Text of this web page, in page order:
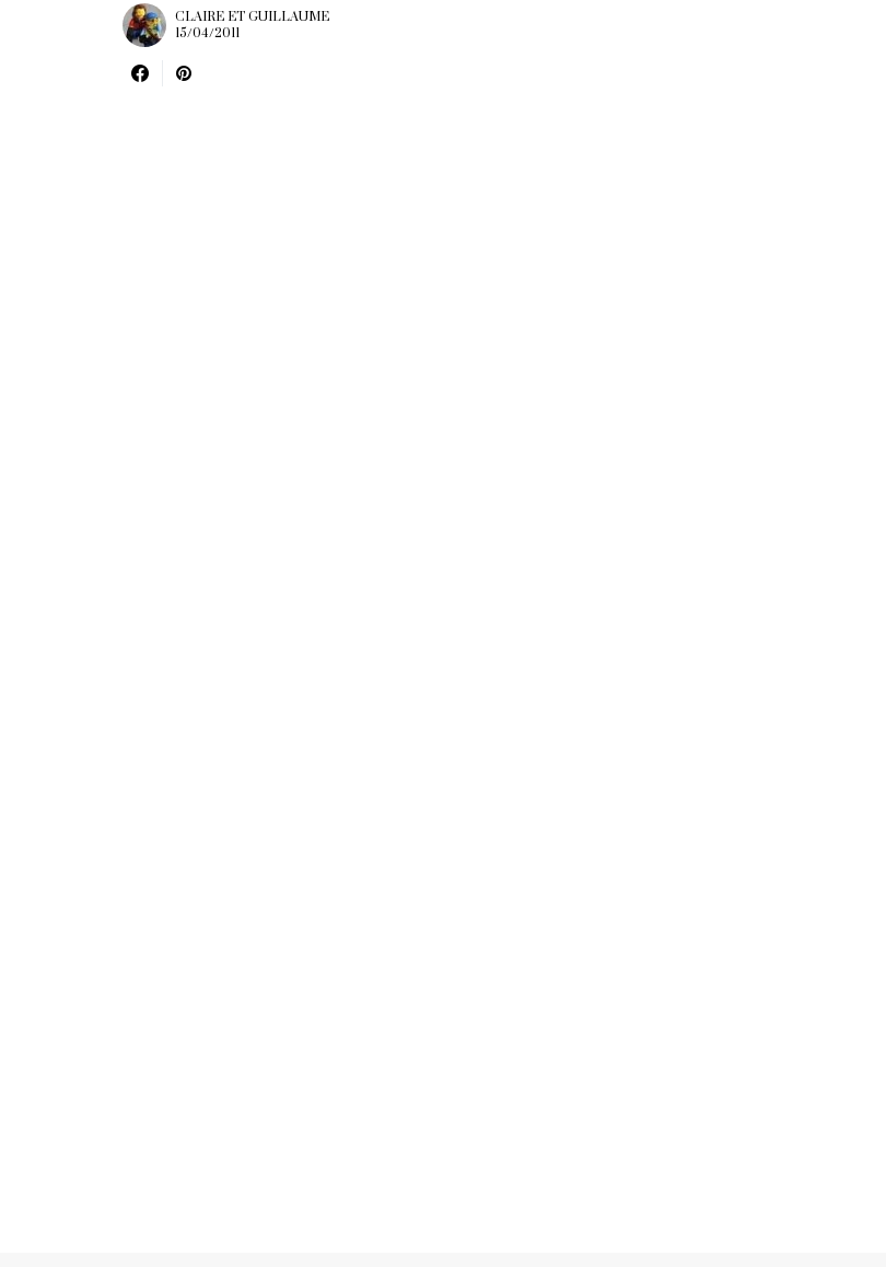
CLAIRE ET GUILLAUME
15/04/2011